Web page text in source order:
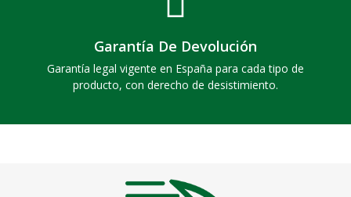
Garantía De Devolución
Garantía legal vigente en España para cada tipo de
producto, con derecho de desistimiento.